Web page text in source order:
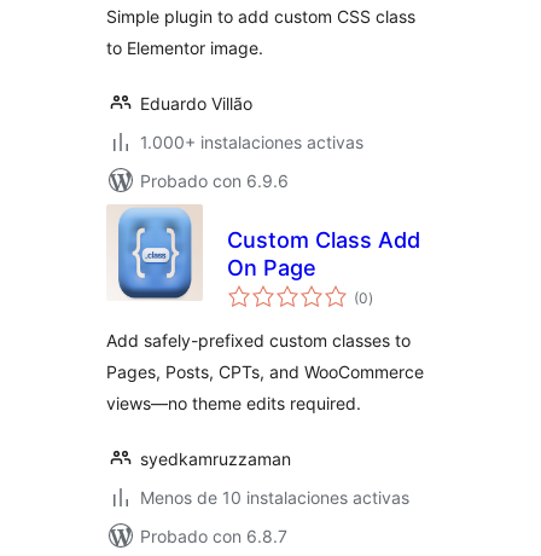
Simple plugin to add custom CSS class
to Elementor image.
Eduardo Villão
1.000+ instalaciones activas
Probado con 6.9.6
Custom Class Add
On Page
(0total
de
)
Add safely-prefixed custom classes to
Pages, Posts, CPTs, and WooCommerce
views—no theme edits required.
syedkamruzzaman
Menos de 10 instalaciones activas
Probado con 6.8.7